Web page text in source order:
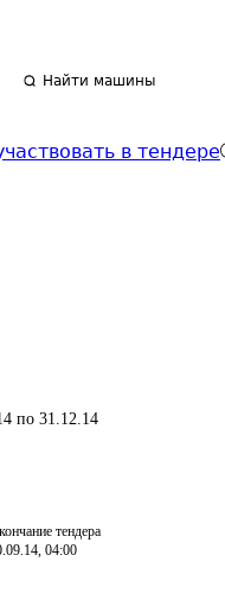
Найти машины
в тендере
по 31.12.14
тендера
04:00